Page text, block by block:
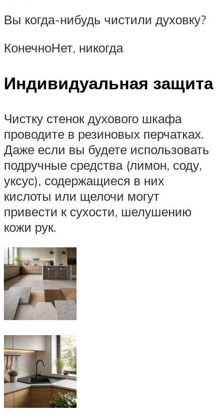
Вы когда-нибудь чистили духовку?
КонечноНет, никогда
Индивидуальная защита
Чистку стенок духового шкафа
проводите в резиновых перчатках.
Даже если вы будете использовать
подручные средства (лимон, соду,
уксус), содержащиеся в них
кислоты или щелочи могут
привести к сухости, шелушению
кожи рук.